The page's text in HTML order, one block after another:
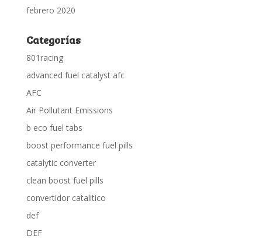
febrero 2020
Categorías
801racing
advanced fuel catalyst afc
AFC
Air Pollutant Emissions
b eco fuel tabs
boost performance fuel pills
catalytic converter
clean boost fuel pills
convertidor catalitico
def
DEF